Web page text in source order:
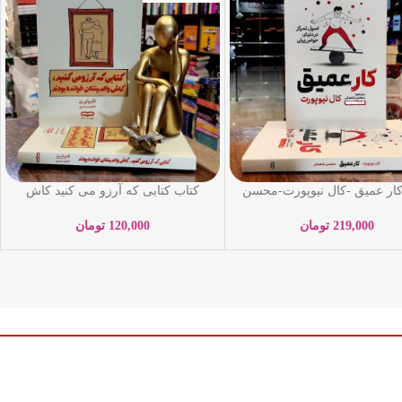
عمیق -کال نیوپورت-محسن
219,000 تومان
کتاب کتابی که آرزو می کنید کاش
فاطمه مطیع – یارنیک
120,000 تومان